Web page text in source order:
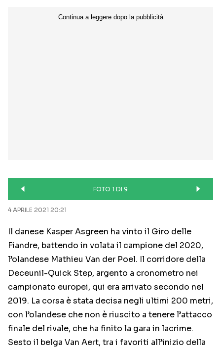
FOTO 1 DI 9
4 APRILE 2021 20:21
Il danese Kasper Asgreen ha vinto il Giro delle
Fiandre, battendo in volata il campione del 2020,
l’olandese Mathieu Van der Poel. Il corridore della
Deceunil-Quick Step, argento a cronometro nei
campionato europei, qui era arrivato secondo nel
2019. La corsa è stata decisa negli ultimi 200 metri,
con l’olandese che non è riuscito a tenere l’attacco
finale del rivale, che ha finito la gara in lacrime.
Sesto il belga Van Aert, tra i favoriti all’inizio della